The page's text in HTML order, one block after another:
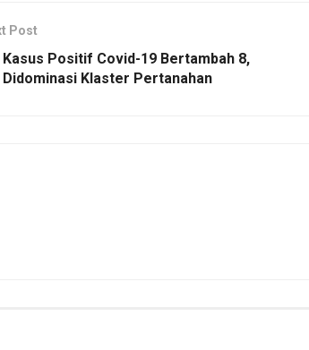
Post
Kasus Positif Covid-19 Bertambah 8,
Didominasi Klaster Pertanahan